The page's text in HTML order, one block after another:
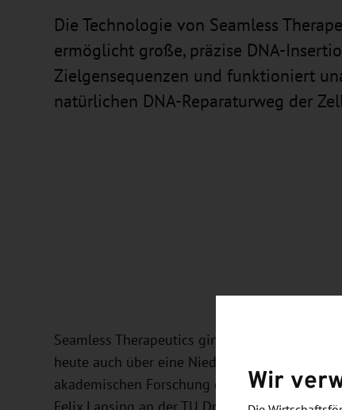
Die Technologie von Seamless
ermöglicht große, präzise DNA-
Zielgensequenzen und funktioniert
natürlichen DNA-Reparaturweg der
Seamless Therapeutics ging als Start-up aus
heute auch über eine Niederlassung in den
akademischen Forschung gelegt,
Felix Lansing an der TU Dresden.
Wir